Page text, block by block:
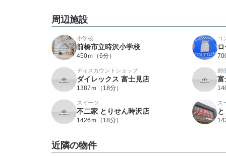
周辺施設
小学校
前橋市立時沢小学校
450ｍ（6分）
コ
ディスカウントショップ
ダイレックス 富士見店
1387ｍ（18分）
郵
富
スイーツ
不二家 とりせん時沢店
1426ｍ（18分）
ス
近隣の物件